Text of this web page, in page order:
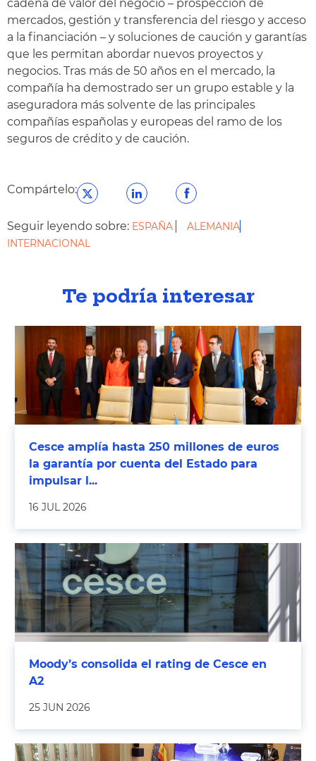
cadena de valor del negocio – prospección de
mercados, gestión y transferencia del riesgo y acceso
a la financiación – y soluciones de caución y garantías
que les permitan abordar nuevos proyectos y
negocios. Tras más de 50 años en el mercado, la
compañía ha demostrado ser un grupo estable y la
aseguradora más solvente de las principales
compañías españolas y europeas del ramo de los
seguros de crédito y de caución.
Compártelo:
Seguir leyendo sobre: ESPAÑA
ALEMANIA
INTERNACIONAL
Te podría interesar
Cesce amplía hasta 250 millones de euros
la garantía por cuenta del Estado para
impulsar l...
16 JUL 2026
Moody’s consolida el rating de Cesce en
A2
25 JUN 2026